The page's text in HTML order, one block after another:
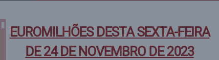
EUROMILHÕES DESTA SEXTA-FEIRA
DE 24 DE NOVEMBRO DE 2023